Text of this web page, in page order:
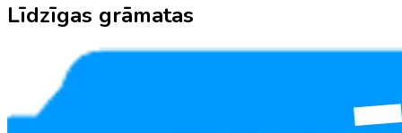
Līdzīgas grāmatas